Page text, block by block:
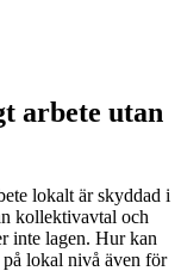
arbete utan
lokalt är skyddad i
kollektivavtal och
inte lagen. Hur kan
lokal nivå även för